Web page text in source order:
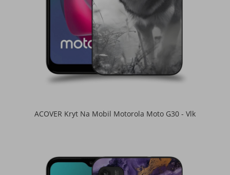
ACOVER Kryt Na Mobil Motorola Moto G30 - Vlk